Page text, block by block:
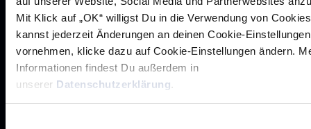
Mit Klick auf „OK“ willigst Du in die Verwendung von
kannst jederzeit Änderungen an deinen Cookie-Einstellungen
vornehmen, klicke dazu auf Cookie-Einstellungen ändern.
Informationen findest Du außerdem in
unserer Datenschutzerklärung.
Rhein-Neckar Löwen GmbH
Werte der Löwen